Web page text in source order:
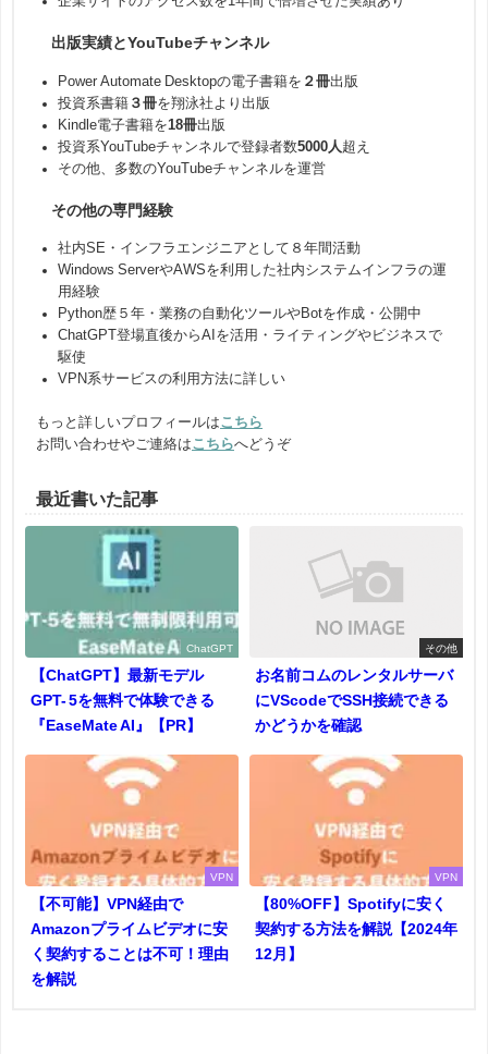
出版実績とYouTubeチャンネル
Power Automate Desktopの電子書籍を ２冊出版
投資系書籍 ３冊を翔泳社より出版
Kindle電子書籍を18冊出版
投資系YouTubeチャンネルで登録者数5000人 超え
その他、多数のYouTubeチャンネルを運営
その他の専門経験
社内SE・インフラエンジニアとして８年間活動
Windows ServerやAWSを利用した社内システムインフラの運
用経験
Python歴５年・業務の自動化ツールやBotを作成・公開中
ChatGPT登場直後からAIを活用・ライティングやビジネスで
駆使
VPN系サービスの利用方法に詳しい
もっと詳しいプロフィールはこちら
お問い合わせやご連絡はこちらへどうぞ
最近書いた記事
ChatGPT
【ChatGPT】最新モデル
GPT- 5を無料で体験できる
『EaseMate AI』【PR】
その他
お名前コムのレンタルサーバ
にVScodeでSSH接続できる
かどうかを確認
VPN
【不可能】VPN経由で
Amazonプライムビデオに安
く契約することは不可！理由
を解説
VPN
【80%OFF】Spotifyに安く
契約する方法を解説【2024年
12月】